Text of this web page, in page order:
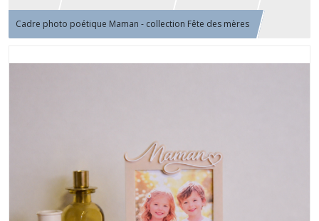
Cadre photo poétique Maman - collection Fête des mères